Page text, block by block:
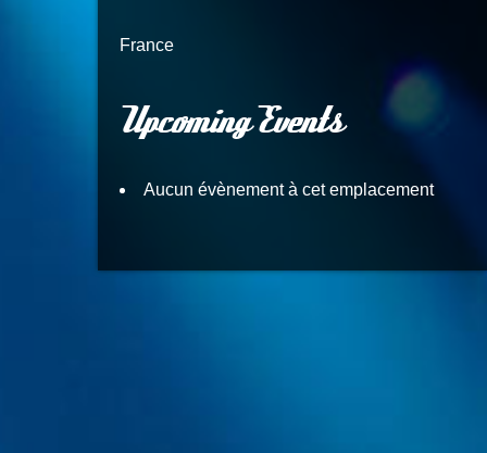
France
Upcoming Events
Aucun évènement à cet emplacement